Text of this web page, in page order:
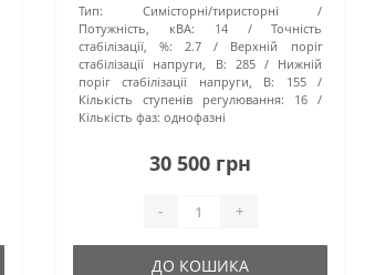
Тип:
Симісторні/тиристорні
Потужність, кВА:
14
Точність
стабілізації, %:
2.7
Верхній поріг
стабілізації напруги, В:
285
Нижній
поріг стабілізації напруги, В:
155
Кількість ступенів регулювання:
16
Кількість фаз: однофазні
30 500 грн
- +
ДО КОШИКА